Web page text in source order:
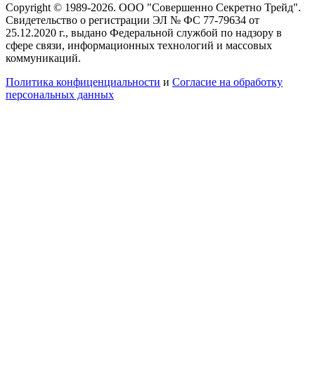
Copyright © 1989-2026. ООО "Совершенно Секретно Трейд".
Свидетельство о регистрации ЭЛ № ФС 77-79634 от
25.12.2020 г., выдано Федеральной службой по надзору в
сфере связи, информационных технологий и массовых
коммуникаций.
Политика конфиценциальности и Согласие на обработку
персональных данных